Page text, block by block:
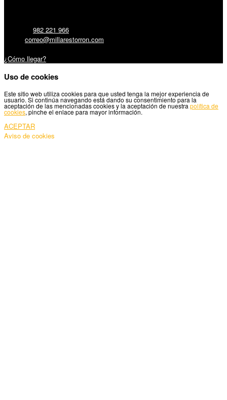
982 221 966
correo@millarestorron.com
¿Cómo llegar?
Uso de cookies
Este sitio web utiliza cookies para que usted tenga la mejor experiencia de
usuario. Si continúa navegando está dando su consentimiento para la
aceptación de las mencionadas cookies y la aceptación de nuestra política de
cookies, pinche el enlace para mayor información.
ACEPTAR
Aviso de cookies